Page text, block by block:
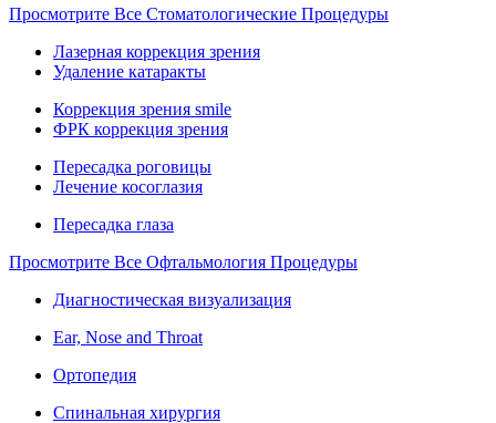
Просмотрите Все Стоматологические Процедуры
Лазерная коррекция зрения
Удаление катаракты
Коррекция зрения smile
ФРК коррекция зрения
Пересадка роговицы
Лечение косоглазия
Пересадка глаза
Просмотрите Все Офтальмология Процедуры
Диагностическая визуализация
Ear, Nose and Throat
Ортопедия
Спинальная хирургия